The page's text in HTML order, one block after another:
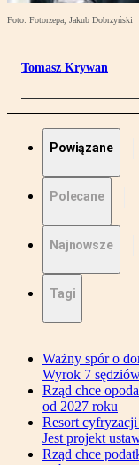
Foto: Fotorzepa, Jakub Dobrzyński
Tomasz Krywan
Powiązane
Polecane
Najnowsze
Tagi
Ważny spór o
Wyrok 7
Rząd chce
od 2027 roku
Resort
Jest projekt
Rząd chce